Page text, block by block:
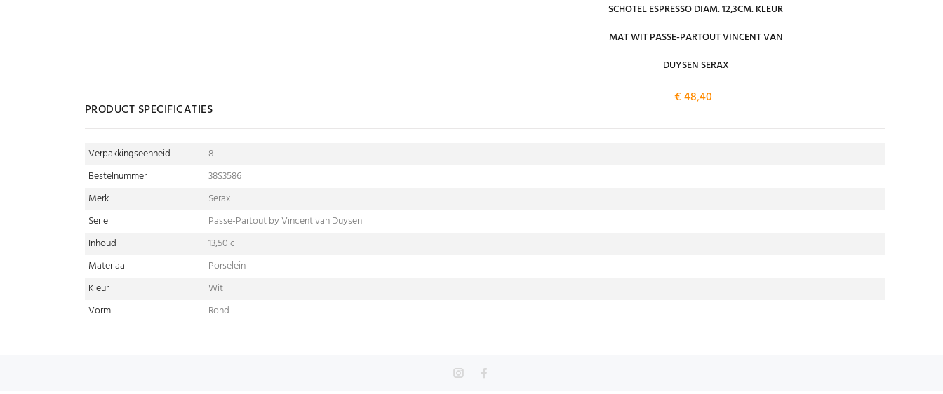
SCHOTEL ESPRESSO DIAM. 12,3CM. KLEUR
MAT WIT PASSE-PARTOUT VINCENT VAN
DUYSEN SERAX
€ 48,40
PRODUCT SPECIFICATIES
Verpakkingseenheid
8
Bestelnummer
38S3586
Merk
Serax
Serie
Passe-Partout by Vincent van Duysen
Inhoud
13,50 cl
Materiaal
Porselein
Kleur
Wit
Vorm
Rond